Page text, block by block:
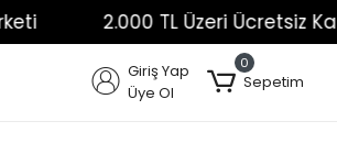
2.000 TL Üzeri Ücretsiz Kargo
Giriş Yap
Üye Ol
0
Sepetim